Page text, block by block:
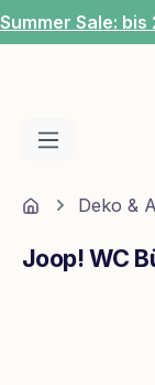
Zum Hauptinhalt
Summer Sale:
HomeDeko &
Bildergalerie